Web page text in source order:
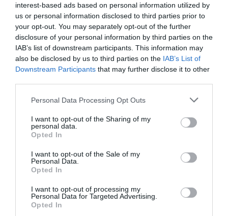
interest-based ads based on personal information utilized by
us or personal information disclosed to third parties prior to
your opt-out. You may separately opt-out of the further
disclosure of your personal information by third parties on the
IAB’s list of downstream participants. This information may
also be disclosed by us to third parties on the IAB’s List of
Downstream Participants that may further disclose it to other
Please note that this website/app uses one or more Google
not limited to your visit or usage behaviour. You may click to
grant or deny consent to Google and its third-party tags to
use your data for below specified purposes in below Google
consent section.
Personal Data Processing Opt Outs
I want to opt-out of the Sharing of my
personal data.
Opted In
I want to opt-out of the Sale of my
Personal Data.
Opted In
I want to opt-out of processing my
Personal Data for Targeted Advertising.
Opted In
Shutterstock
Elkészítés:
A paradicsomokat mossuk meg, aztán pedig
hántsuk le a héjját. Semmiképpen se rakjuk forró
vízbe, hiába lenne úgy gyorsabb. A gazpacho
ugyanis egy nyers leves. A lehámozott
paradicsomot ezután vágjuk fel, az uborkát
hámozzuk meg, majd öntsük össze mindkettőt.